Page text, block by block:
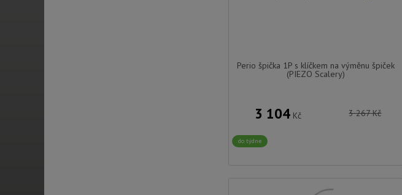
Perio špička 1P s klíčkem na výměnu špiček
(PIEZO Scalery)
3 104 Kč 3 267 Kč
do týdne